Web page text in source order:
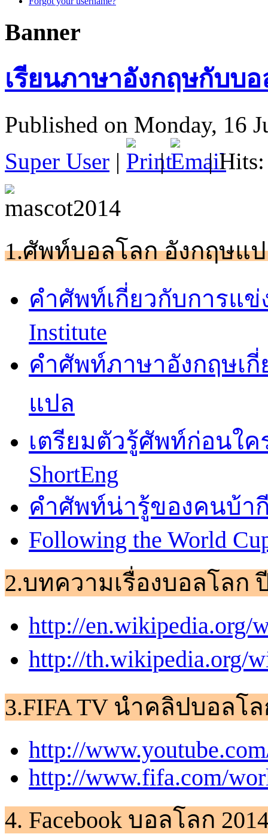
Banner
เรียนภาษาอังกฤษกับบอ
Published on Monday, 16
Super User | | | Hits:
1.ศัพท์บอลโลก อังกฤษแ
คำศัพท์เกี่ยวกับการแ
Institute
คำศัพท์ภาษาอังกฤษเ
แปล
เตรียมตัวรู้ศัพท์ก่อนใค
ShortEng
คำศัพท์น่ารู้ของคนบ้ากี
Following the World
2.บทความเรื่องบอลโลก
http://en.wikipedia.org/
http://
3.FIFA TV นำคลิปบอลโล
http://
http://www.fifa.com/
4. Facebook บอลโลก